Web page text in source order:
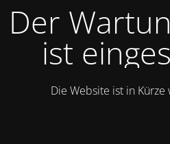
Der
ist
Die Website ist in